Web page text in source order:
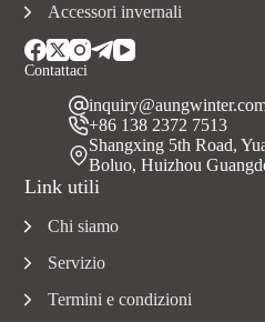
Contattaci
+86 138 2372 7513
Shangxing 5th Road,
Boluo, Huizhou
Link utili
Chi siamo
Servizio
Termini e condizioni
Accessori invernali